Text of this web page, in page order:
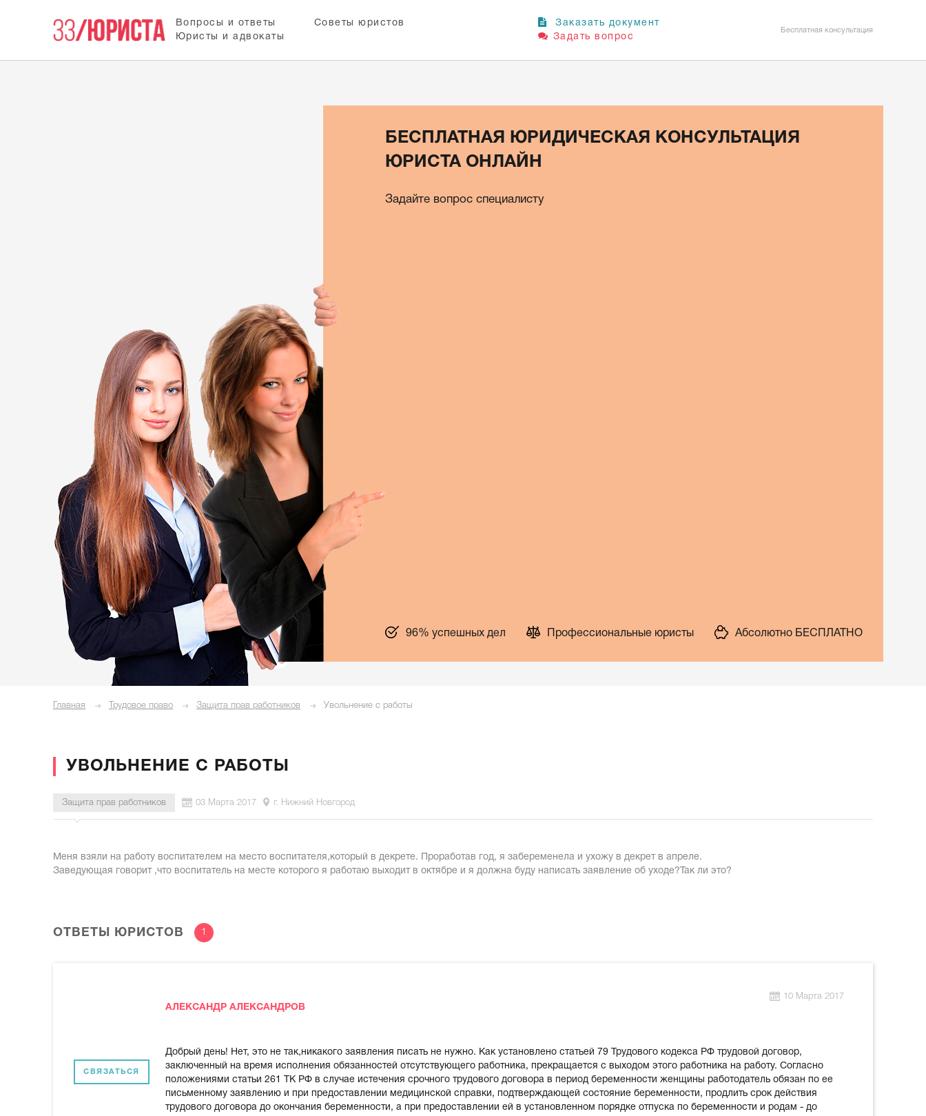
Вопросы и ответы
Советы юристов
Юристы и адвокаты
Заказать документ
Задать вопрос
Бесплатная консультация
БЕСПЛАТНАЯ ЮРИДИЧЕСКАЯ КОНСУЛЬТАЦИЯ
ЮРИСТА ОНЛАЙН
Задайте вопрос специалисту
96% успешных дел Профессиональные юристы Абсолютно БЕСПЛАТНО
Главная Трудовое право Защита прав работников Увольнение с работы
УВОЛЬНЕНИЕ С РАБОТЫ
Защита прав работников 03 Марта 2017 г. Нижний Новгород
Меня взяли на работу воспитателем на место воспитателя,который в декрете. Проработав год, я забеременела и ухожу в декрет в апреле.
Заведующая говорит ,что воспитатель на месте которого я работаю выходит в октябре и я должна буду написать заявление об уходе?Так ли это?
ОТВЕТЫ ЮРИСТОВ 1
СВЯЗАТЬСЯ
АЛЕКСАНДР АЛЕКСАНДРОВ
10 Марта 2017
Добрый день! Нет, это не так,никакого заявления писать не нужно. Как установлено статьей 79 Трудового кодекса РФ трудовой договор,
заключенный на время исполнения обязанностей отсутствующего работника, прекращается с выходом этого работника на работу. Согласно
положениями статьи 261 ТК РФ в случае истечения срочного трудового договора в период беременности женщины работодатель обязан по ее
письменному заявлению и при предоставлении медицинской справки, подтверждающей состояние беременности, продлить срок действия
трудового договора до окончания беременности, а при предоставлении ей в установленном порядке отпуска по беременности и родам - до